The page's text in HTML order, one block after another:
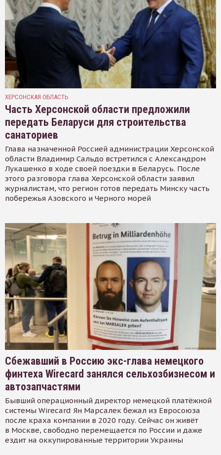
ХЕРСОНСКАЯ ОБЛАСТЬ
Часть Херсонской области предложили
передать Беларуси для строительства
санаториев
Глава назначенной Россией администрации Херсонской
области Владимир Сальдо встретился с Александром
Лукашенко в ходе своей поездки в Беларусь. После
этого разговора глава Херсонской области заявил
журналистам, что регион готов передать Минску часть
побережья Азовского и Черного морей
Сбежавший в Россию экс-глава немецкого
финтеха Wirecard занялся сельхозбизнесом и
автозапчастями
Бывший операционный директор немецкой платёжной
системы Wirecard Ян Марсалек бежал из Евросоюза
после краха компании в 2020 году. Сейчас он живёт
в Москве, свободно перемещается по России и даже
ездит на оккупированные территории Украины